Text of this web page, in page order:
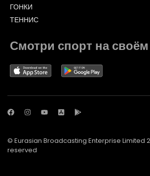
ГОНКИ
ТЕННИС
Смотри спорт на
© Eurasian Broadcasting Enterprise Limited
reserved